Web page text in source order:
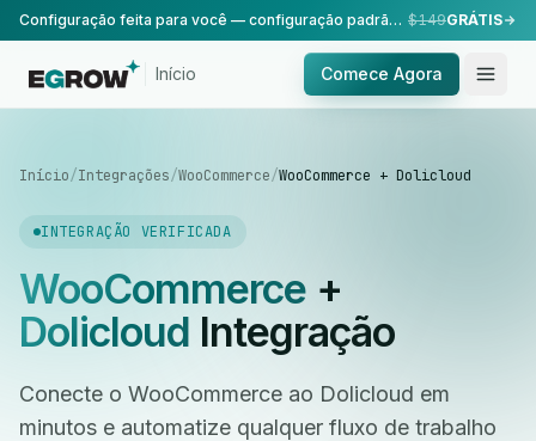
Configuração feita para você — configuração padrão, realizada pela nossa equipe. $149GRÁTIS
Início Comece Agora
Início/Integrações/WooCommerce/WooCommerce + Dolicloud
INTEGRAÇÃO VERIFICADA
WooCommerce+
Dolicloud Integração
Conecte o WooCommerce ao Dolicloud em
minutos e automatize qualquer fluxo de trabalho